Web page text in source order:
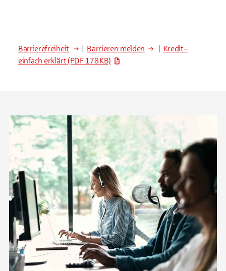
Barrierefreiheit Barrieren melden
Kredit –
einfach erklärt (PDF 178 KB)